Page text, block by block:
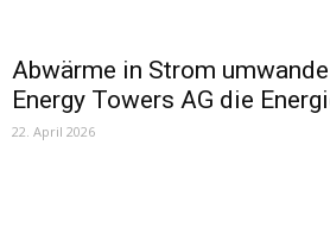
Abwärme in Strom
Energy Towers AG die
22. April 2026